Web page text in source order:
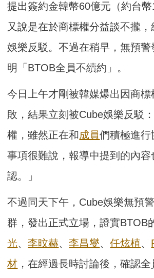
提出簽約金韓幣60億元（約台
又說是在於商標權分益談不攏
娛樂反駁。不過在稍早，無預警
明「BTOB全員不續約」。
今日上午才剛被韓媒爆出因商標
敗，結果立刻被Cube娛樂反駁
權，雖然正在和成員們積極進行
事項很難說，報導中提到的內容
認。」
不過同天下午，Cube娛樂無預
群，發出正式立場，證實BTOB
光、李旼赫、李昌燮、任炫植、
材 ，在經過長時討論後，確認